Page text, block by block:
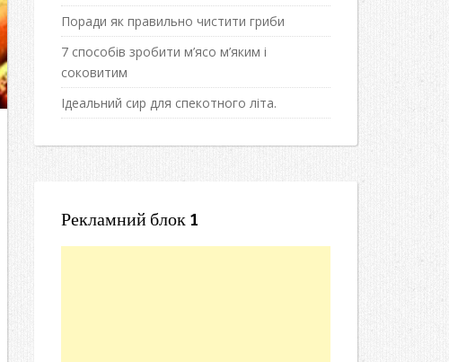
Поради як правильно чистити гриби
7 способів зробити м’ясо м’яким і
соковитим
Ідеальний сир для спекотного літа.
Рекламний блок 1